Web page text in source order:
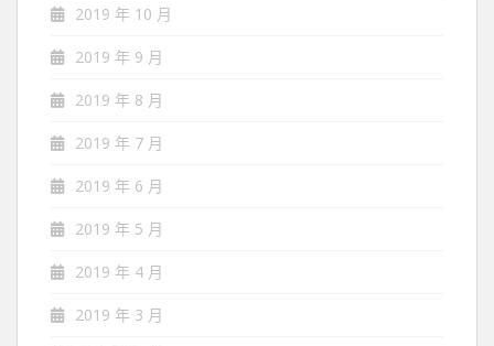
2019 年 10 月
2019 年 9 月
2019 年 8 月
2019 年 7 月
2019 年 6 月
2019 年 5 月
2019 年 4 月
2019 年 3 月